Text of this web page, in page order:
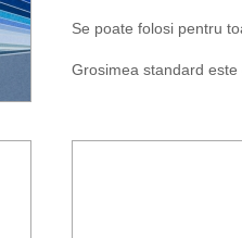
Se poate folosi pentru
Grosimea standard este